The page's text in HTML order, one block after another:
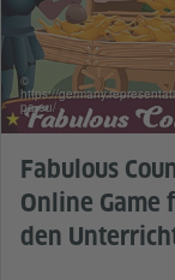
Fabulous
Online Game
den
©
https://
pa.eu/